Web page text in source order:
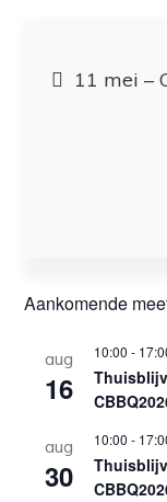
11 mei –
Aankomende
aug
16
10:00 -
aug
30
10:00 -